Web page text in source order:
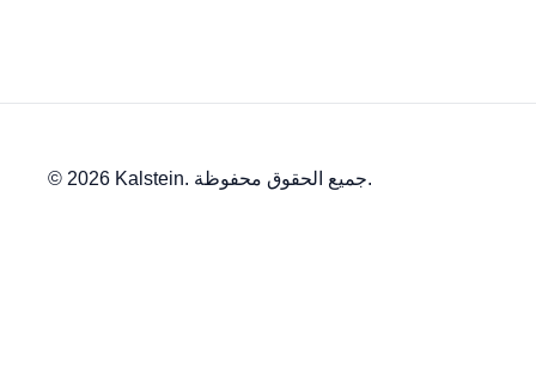
© 2026 Kalstein. جميع الحقوق محفوظة.